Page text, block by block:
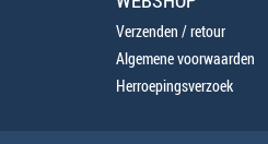
Verzenden / retour
Algemene voorwaarden
Herroepingsverzoek